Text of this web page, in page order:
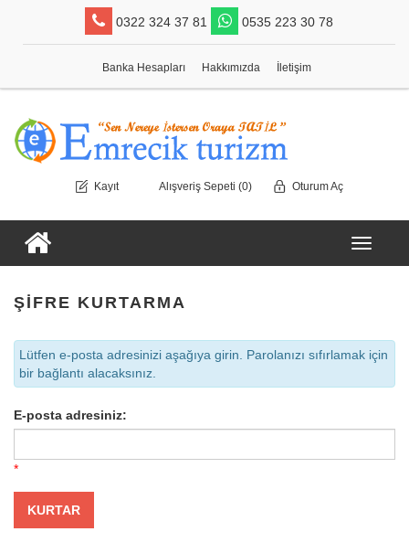
0322 324 37 81 0535 223 30 78
Banka Hesapları Hakkımızda İletişim
Kayıt Alışveriş Sepeti (0) Oturum Aç
Toggle
ŞIFRE KURTARMA
Lütfen e-posta adresinizi aşağıya girin. Parolanızı sıfırlamak için
bir bağlantı alacaksınız.
E-posta adresiniz:
*